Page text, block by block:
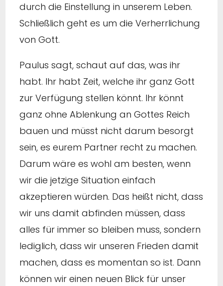
durch die Einstellung in unserem Leben.
Schließlich geht es um die Verherrlichung
von Gott.
Paulus sagt, schaut auf das, was ihr
habt. Ihr habt Zeit, welche ihr ganz Gott
zur Verfügung stellen könnt. Ihr könnt
ganz ohne Ablenkung an Gottes Reich
bauen und müsst nicht darum besorgt
sein, es eurem Partner recht zu machen.
Darum wäre es wohl am besten, wenn
wir die jetzige Situation einfach
akzeptieren würden. Das heißt nicht, dass
wir uns damit abfinden müssen, dass
alles für immer so bleiben muss, sondern
lediglich, dass wir unseren Frieden damit
machen, dass es momentan so ist. Dann
können wir einen neuen Blick für unser